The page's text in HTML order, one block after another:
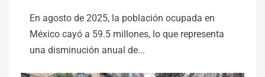
En agosto de 2025, la población ocupada en
México cayó a 59.5 millones, lo que representa
una disminución anual de...